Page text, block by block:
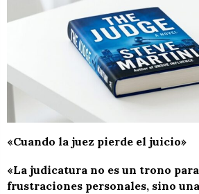
«Cuando la juez pierde el juicio»
«La judicatura no es un trono
frustraciones personales, sino